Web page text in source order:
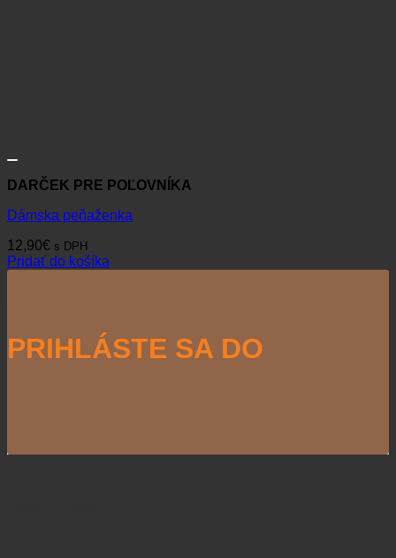
DARČEK PRE POĽOVNÍKA
Dámska peňaženka
12,90€ s DPH
Pridať do košíka
PRIHLÁSTE SA DO